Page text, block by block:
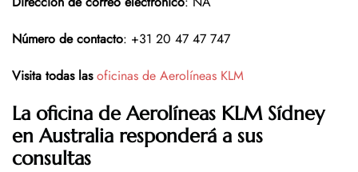
Número de contacto: +31 20 47 47 747
Visita todas las oficinas de Aerolíneas KLM
La oficina de Aerolíneas KLM Sídney
en Australia responderá a sus
consultas